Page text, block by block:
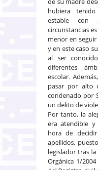
hubiera
estable con
circunstancias
menor en
y en este caso
al ser
diferentes
escolar.
pasar por alto
condenado por
un delito de
Por tanto, la
era atendible
hora de
apellidos,
legislador tras
Orgánica 1/